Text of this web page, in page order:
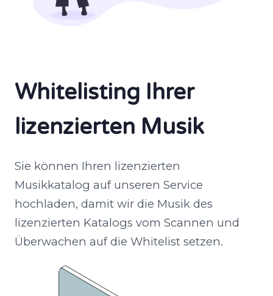
Whitelisting Ihrer
lizenzierten Musik
Sie können Ihren lizenzierten
Musikkatalog auf unseren Service
hochladen, damit wir die Musik des
lizenzierten Katalogs vom Scannen und
Überwachen auf die Whitelist setzen.